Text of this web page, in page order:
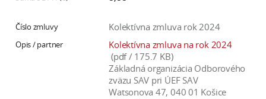
Kolektívna zmluva rok 2024
Kolektívna zmluva na rok 2024
(pdf / 175.7 KB)
Základná organizácia Odborového
zväzu SAV pri ÚEF SAV
Watsonova 47, 040 01 Košice